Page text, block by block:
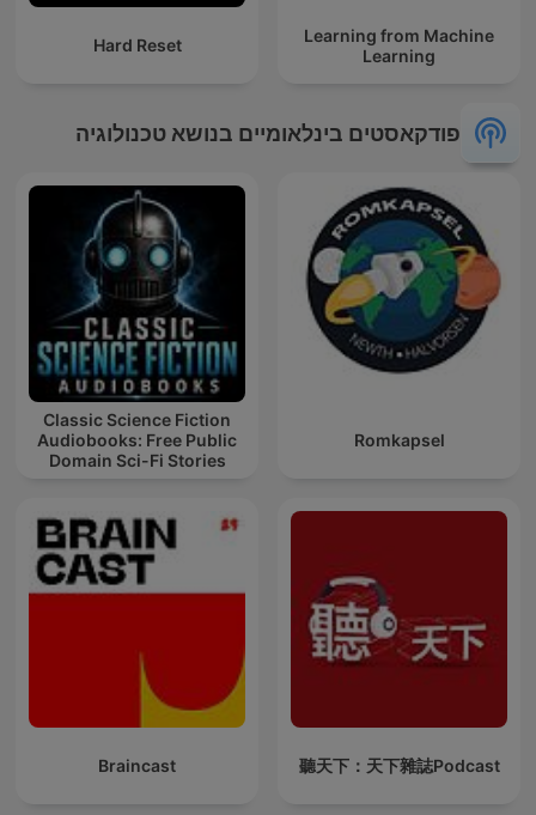
Learning from Machine
Learning
Hard Reset
פודקאסטים בינלאומיים בנושא טכנולוגיה
Romkapsel
Classic Science Fiction
Audiobooks: Free Public
Domain Sci-Fi Stories
聽天下：天下雜誌Podcast
Braincast